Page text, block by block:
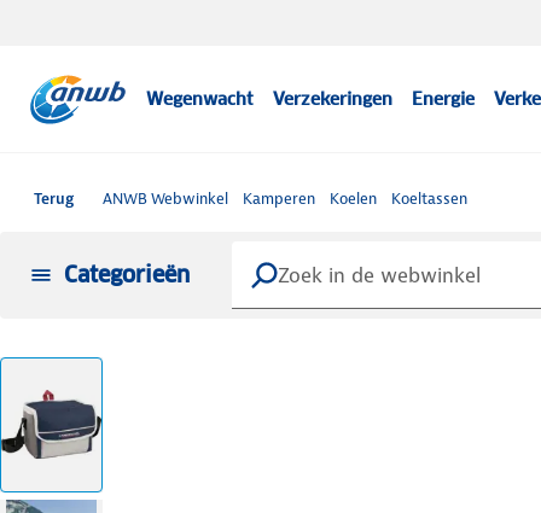
Wegenwacht Verzekeringen Energie
Terug ANWB Webwinkel Kamperen Koelen Koeltassen
Categorieën